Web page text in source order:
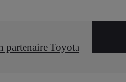
partenaire Toyota